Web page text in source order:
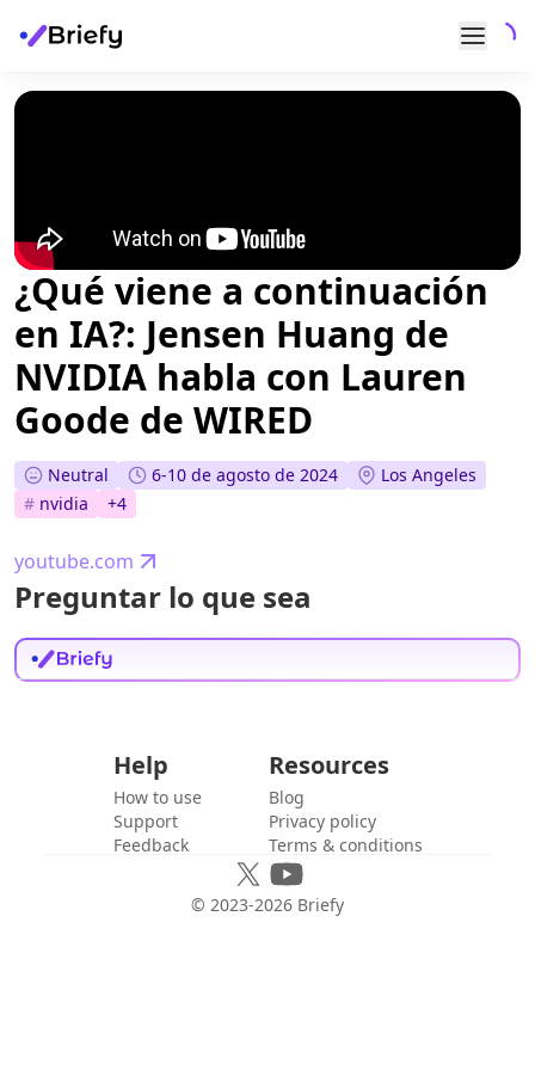
¿Qué viene a continuación
en IA?: Jensen Huang de
NVIDIA habla con Lauren
Goode de WIRED
Neutral 6-10 de agosto de 2024
Los Angeles
# nvidia +4
youtube.com
Preguntar lo que sea
Help
How to use
Support
Feedback
Resources
Blog
Privacy policy
Terms & conditions
© 2023-2026 Briefy